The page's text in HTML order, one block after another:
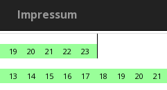
Impressum
19 20 21 22
23
13 14 15 16 17 18 19 20 21